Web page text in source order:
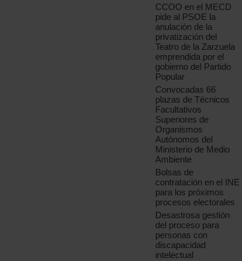
CCOO en el MECD
pide al PSOE la
anulación de la
privatización del
Teatro de la Zarzuela
emprendida por el
gobierno del Partido
Popular
Convocadas 66
plazas de Técnicos
Facultativos
Superiores de
Organismos
Autónomos del
Ministerio de Medio
Ambiente
Bolsas de
contratación en el INE
para los próximos
procesos electorales
Desastrosa gestión
del proceso para
personas con
discapacidad
intelectual